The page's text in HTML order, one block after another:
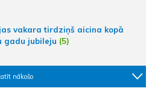
vakara tirdziņš aicina kopā
gadu jubileju (5)
nākošo